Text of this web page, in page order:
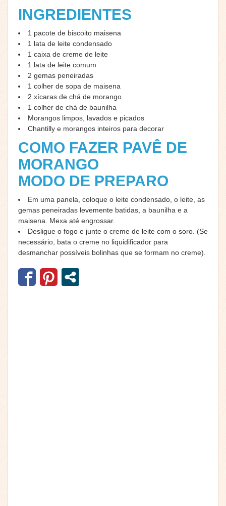
INGREDIENTES
1 pacote de biscoito maisena
1 lata de leite condensado
1 caixa de creme de leite
1 lata de leite comum
2 gemas peneiradas
1 colher de sopa de maisena
2 xícaras de chá de morango
1 colher de chá de baunilha
Morangos limpos, lavados e picados
Chantilly e morangos inteiros para decorar
COMO FAZER PAVÊ DE
MORANGO
MODO DE PREPARO
Em uma panela, coloque o leite condensado, o leite, as
gemas peneiradas levemente batidas, a baunilha e a
maisena. Mexa até engrossar.
Desligue o fogo e junte o creme de leite com o soro. (Se
necessário, bata o creme no liquidificador para
desmanchar possíveis bolinhas que se formam no creme).